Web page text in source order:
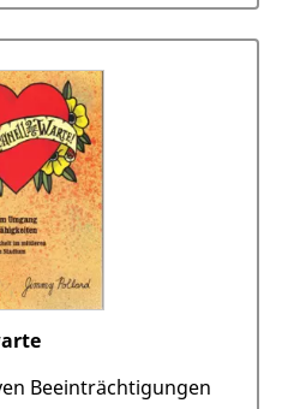
Beeinträchtigungen